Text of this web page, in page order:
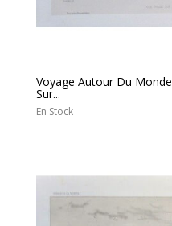
Voyage Autour Du Monde
Sur...
En Stock